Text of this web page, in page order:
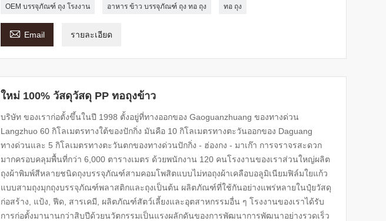
OEM บรรจุภัณฑ์ ถุง โรงงาน อาหาร ข้าว บรรจุภัณฑ์ ถุง ทอ ถุง ทอ ถุง
 Email รายละเอียด
ใหม่ 100% วัสดุวัสดุ PP ทอถุงข้าว
บริษัท ของเราก่อตั้งขึ้นในปี 1998 ตั้งอยู่ที่ทางออกของ Gaoguanzhuang ของทางด่วน
Langzhuo 60 กิโลเมตรทางใต้ของปักกิ่ง มันคือ 10 กิโลเมตรทางตะวันออกของ Daguang
ทางด่วนและ 5 กิโลเมตรทางตะวันตกของทางด่วนปักกิ่ง - ฮ่องกง - มาเก๊า การจราจรสะดวก
มากครอบคลุมพื้นที่กว่า 6,000 ตารางเมตร ด้วยพนักงาน 120 คนโรงงานของเราส่วนใหญ่ผลิต
ถุงผ้าพิมพ์สีหลายชนิดถุงบรรจุภัณฑ์สามคอมโพสิตแบบไม่ทอถุงผ้าเคลือบอลูมิเนียมฟิล์มใยแก้ว
แบบสามถุงมุกถุงบรรจุภัณฑ์พลาสติกและถุงเป็นต้น ผลิตภัณฑ์ที่ใช้กันอย่างแพร่หลายในปุ๋ยวัสดุ
ก่อสร้าง, แป้ง, ฟีด, สารเคมี, ผลิตภัณฑ์สัตว์เลี้ยงและอุตสาหกรรมอื่น ๆ โรงงานของเราได้รับ
การก่อตั้งมานานกว่าสิบปีด้วยนวัตกรรมเป็นแรงผลักดันของการพัฒนาการพัฒนาอย่างรวดเร็ว